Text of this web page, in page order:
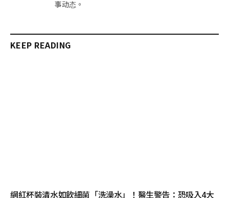
事动态。
KEEP READING
網紅杯裝清水如飲細菌「洗澡水」！醫生警告：恐吸入4大